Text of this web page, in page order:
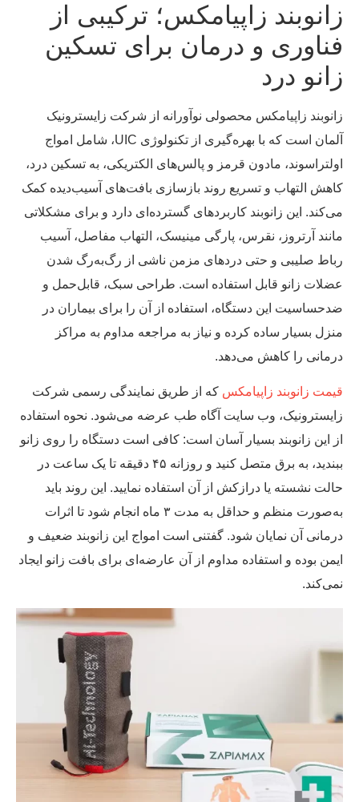
زاپیامکس؛ ترکیبی از
و درمان برای تسکین
درد
زاپیامکس محصولی نوآورانه از شرکت زایسترونیک
آلمان است که با بهره‌گیری از تکنولوژی UIC، شامل امواج
مادون قرمز و پالس‌های الکتریکی، به تسکین درد،
التهاب و تسریع روند بازسازی بافت‌های آسیب‌دیده کمک
این زانوبند کاربردهای گسترده‌ای دارد و برای مشکلاتی
آرتروز، نقرس، پارگی مینیسک، التهاب مفاصل، آسیب
صلیبی و حتی دردهای مزمن ناشی از رگ‌به‌رگ شدن
زانو قابل استفاده است. طراحی سبک، قابل‌حمل و
این دستگاه، استفاده از آن را برای بیماران در
بسیار ساده کرده و نیاز به مراجعه مداوم به مراکز
را کاهش می‌دهد.
زانوبند زاپیامکسکه از طریق نمایندگی رسمی شرکت
وب سایت آگاه طب عرضه می‌شود. نحوه استفاده
این زانوبند بسیار آسان است: کافی است دستگاه را روی زانو
ببندید، به برق متصل کنید و روزانه ۴۵ دقیقه تا یک ساعت در
نشسته یا درازکش از آن استفاده نمایید. این روند باید
به‌صورت منظم و حداقل به مدت ۳ ماه انجام شود تا اثرات
آن نمایان شود. گفتنی است امواج این زانوبند ضعیف و
بوده و استفاده مداوم از آن عارضه‌ای برای بافت زانو ایجاد